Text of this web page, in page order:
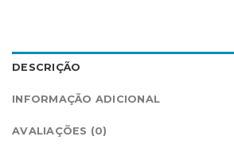
DESCRIÇÃO
INFORMAÇÃO ADICIONAL
AVALIAÇÕES (0)